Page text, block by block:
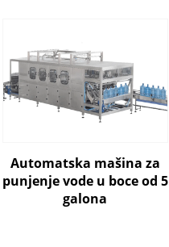
Automatska mašina za
punjenje vode u boce od 5
galona